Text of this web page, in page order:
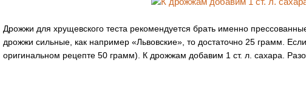
Дрожжи для хрущевского теста рекомендуется брать именно
дрожжи сильные, как например «Львовские», то достаточно 25 грамм.
оригинальном рецепте 50 грамм). К дрожжам добавим 1 ст. л. сахара.